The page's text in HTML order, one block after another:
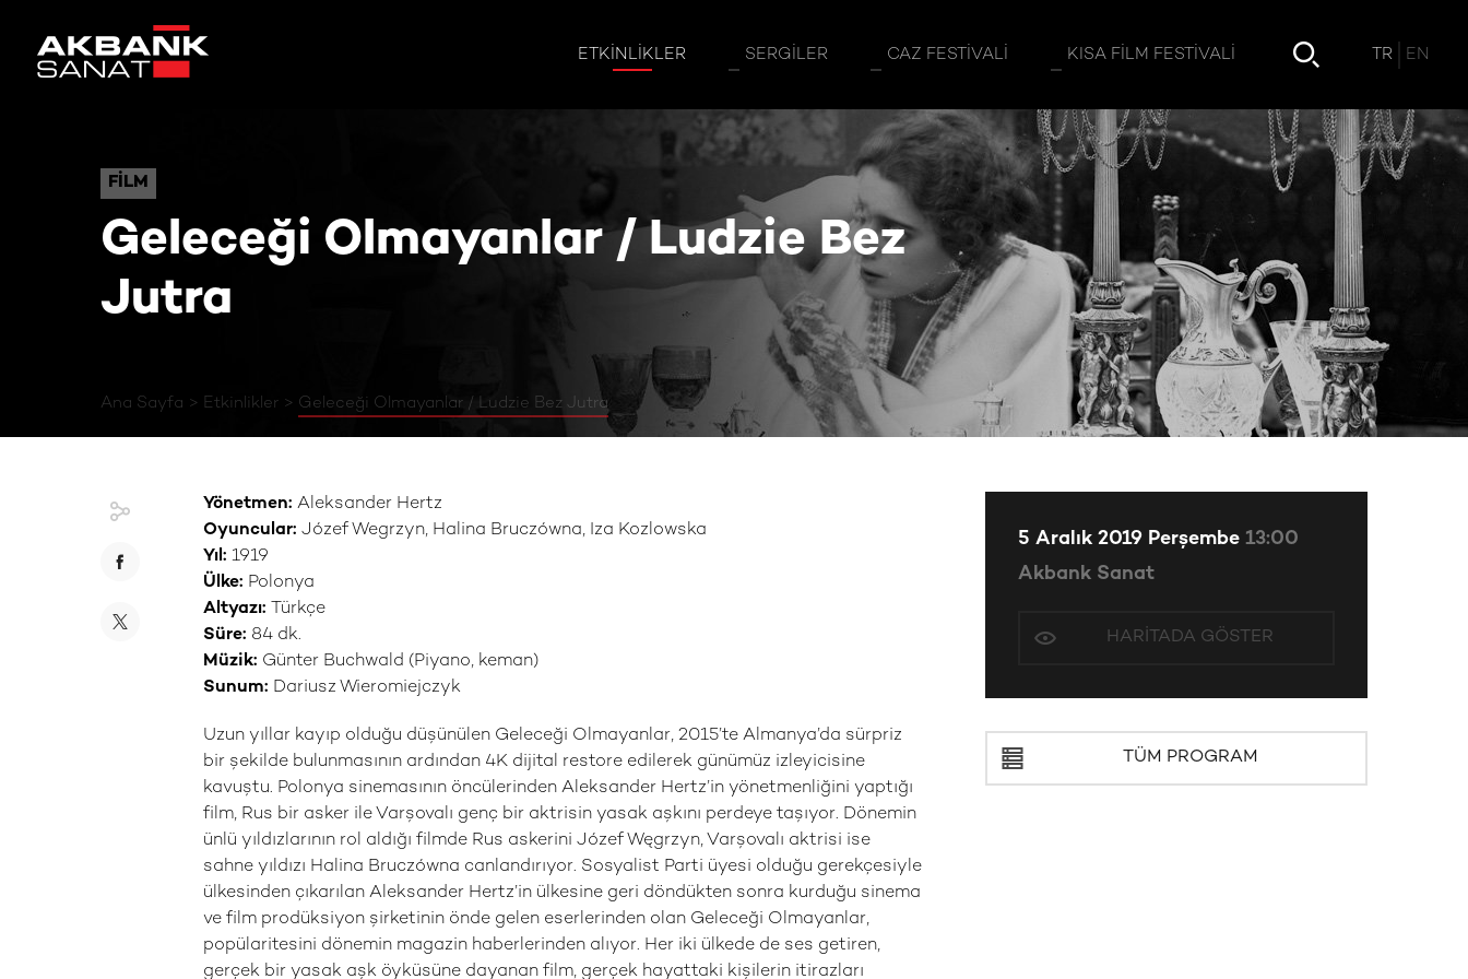
ETKINLIKLER SERGILER CAZ FESTIVALI KISA FILM FESTIVALI TR EN
FILM
Geleceği Olmayanlar / Ludzie Bez
Jutra
Ana Sayfa Etkinlikler Geleceği Olmayanlar / Ludzie Bez Jutra
Geleceği Olmayanlar / Ludzie Bez Jutra
Yönetmen: Aleksander Hertz
Oyuncular: Józef Wegrzyn, Halina Bruczówna, Iza Kozlowska
Yıl: 1919
Ülke: Polonya
Altyazı: Türkçe
Süre: 84 dk.
Müzik: Günter Buchwald (Piyano, keman)
Sunum: Dariusz Wieromiejczyk
Uzun yıllar kayıp olduğu düşünülen Geleceği Olmayanlar, 2015’te Almanya’da sürpriz
bir şekilde bulunmasının ardından 4K dijital restore edilerek günümüz izleyicisine
kavuştu. Polonya sinemasının öncülerinden Aleksander Hertz’in yönetmenliğini yaptığı
film, Rus bir asker ile Varşovalı genç bir aktrisin yasak aşkını perdeye taşıyor. Dönemin
ünlü yıldızlarının rol aldığı filmde Rus askerini Józef Węgrzyn, Varşovalı aktrisi ise
sahne yıldızı Halina Bruczówna canlandırıyor. Sosyalist Parti üyesi olduğu gerekçesiyle
ülkesinden çıkarılan Aleksander Hertz’in ülkesine geri döndükten sonra kurduğu sinema
ve film prodüksiyon şirketinin önde gelen eserlerinden olan Geleceği Olmayanlar,
popülaritesini dönemin magazin haberlerinden alıyor. Her iki ülkede de ses getiren,
gerçek bir yasak aşk öyküsüne dayanan film, gerçek hayattaki kişilerin itirazları
5 Aralık 2019 Perşembe 13:00
Akbank Sanat
HARITADA GÖSTER
TÜM PROGRAM